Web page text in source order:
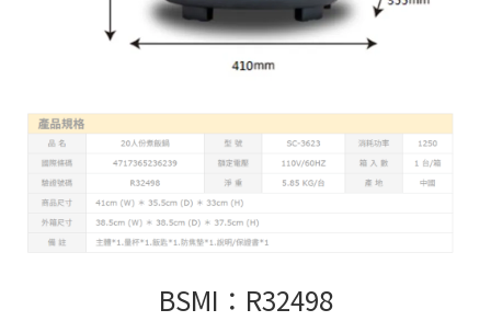
BSMI：R32498